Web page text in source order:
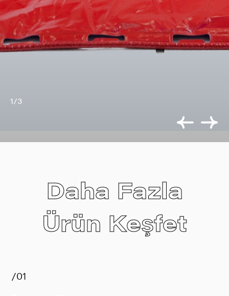
1/3
Daha Fazla
Ürün Keşfet
/01